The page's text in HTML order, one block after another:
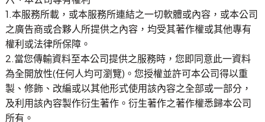
1.本服務所載，或本服務所連結之一切軟體或內容，或本公司
之廣告商或合夥人所提供之內容，均受其著作權或其他專有
權利或法律所保障。
2.當您傳輸資料至本公司提供之服務時，您即同意此一資料
為全開放性(任何人均可瀏覽)。您授權並許可本公司得以重
製、修飾、改編或以其他形式使用該內容之全部或一部分，
及利用該內容製作衍生著作。衍生著作之著作權悉歸本公司
所有。